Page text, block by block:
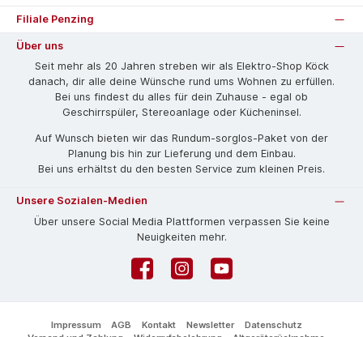
Filiale Penzing
Über uns
Seit mehr als 20 Jahren streben wir als Elektro-Shop Köck
danach, dir alle deine Wünsche rund ums Wohnen zu erfüllen.
Bei uns findest du alles für dein Zuhause - egal ob
Geschirrspüler, Stereoanlage oder Kücheninsel.
Auf Wunsch bieten wir das Rund­um-sorg­los-Pa­ket von der
Planung bis hin zur Lieferung und dem Einbau.
Bei uns erhältst du den besten Service zum kleinen Preis.
Unsere Sozialen-Medien
Über unsere Social Media Plattformen verpassen Sie keine
Neuigkeiten mehr.
FacebookInstagramYouTube
Impressum AGB Kontakt Newsletter
Datenschutz